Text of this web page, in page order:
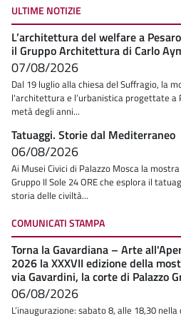
ULTIME NOTIZIE
L’architettura del welfare a
il Gruppo Architettura di Carlo
07/08/2026
Dal 19 luglio alla chiesa del Suffragio, la
l'architettura e l’urbanistica progettate a
metà degli anni...
Tatuaggi. Storie dal Mediterraneo
06/08/2026
Ai Musei Civici di Palazzo Mosca la
Gruppo Il Sole 24 ORE che esplora il
storia delle civiltà...
COMUNICATI STAMPA
Torna la Gavardiana – Arte
2026 la XXXVII edizione della
via Gavardini, la corte di Palazzo
06/08/2026
L’inaugurazione: sabato 8, alle 18,30